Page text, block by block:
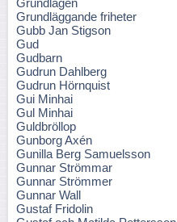
Grundlagen
Grundläggande friheter
Gubb Jan Stigson
Gud
Gudbarn
Gudrun Dahlberg
Gudrun Hörnquist
Gui Minhai
Gul Minhai
Guldbröllop
Gunborg Axén
Gunilla Berg Samuelsson
Gunnar Strömmar
Gunnar Strömmer
Gunnar Wall
Gustaf Fridolin